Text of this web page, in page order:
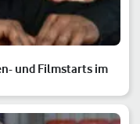
und Filmstarts im